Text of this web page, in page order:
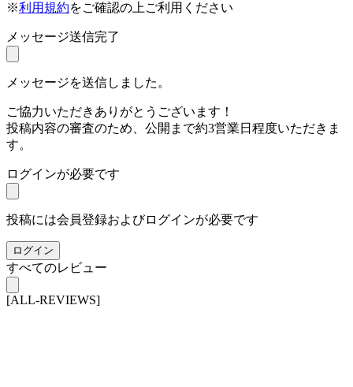
※利用規約をご確認の上ご利用ください
メッセージ送信完了
メッセージを送信しました。
ご協力いただきありがとうございます！
投稿内容の審査のため、公開まで約3営業日程度いただきま
す。
ログインが必要です
投稿には会員登録およびログインが必要です
ログイン
すべてのレビュー
[ALL-REVIEWS]